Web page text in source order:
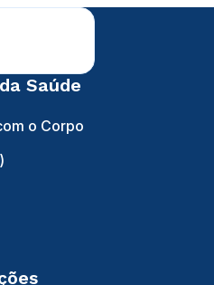
Saúde
o Corpo